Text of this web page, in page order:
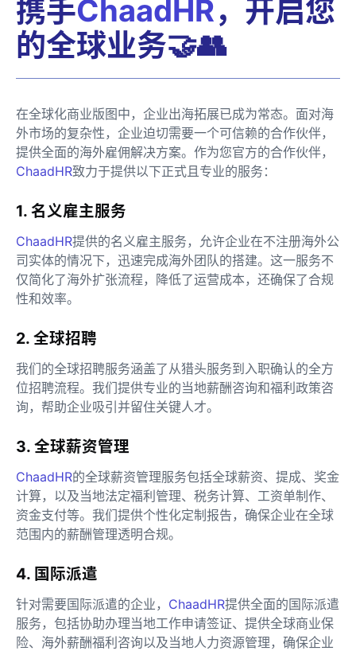
携手ChaadHR，开启您
的全球业务🤝👥
在全球化商业版图中，企业出海拓展已成为常态。面对海
外市场的复杂性，企业迫切需要一个可信赖的合作伙伴，
提供全面的海外雇佣解决方案。作为您官方的合作伙伴，
ChaadHR致力于提供以下正式且专业的服务：
1. 名义雇主服务
ChaadHR提供的名义雇主服务，允许企业在不注册海外公
司实体的情况下，迅速完成海外团队的搭建。这一服务不
仅简化了海外扩张流程，降低了运营成本，还确保了合规
性和效率。
2. 全球招聘
我们的全球招聘服务涵盖了从猎头服务到入职确认的全方
位招聘流程。我们提供专业的当地薪酬咨询和福利政策咨
询，帮助企业吸引并留住关键人才。
3. 全球薪资管理
ChaadHR的全球薪资管理服务包括全球薪资、提成、奖金
计算，以及当地法定福利管理、税务计算、工资单制作、
资金支付等。我们提供个性化定制报告，确保企业在全球
范围内的薪酬管理透明合规。
4. 国际派遣
针对需要国际派遣的企业， ChaadHR提供全面的国际派遣
服务，包括协助办理当地工作申请签证、提供全球商业保
险、海外薪酬福利咨询以及当地人力资源管理，确保企业